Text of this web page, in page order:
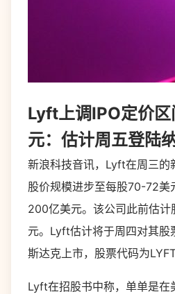
Lyft上调IPO定价
元：估计周五登陆
新浪科技音讯，Lyft在周三的
股价规模进步至每股70-72美
200亿美元。该公司此前估
元。Lyft估计将于周四对其股
斯达克上市，股票代码为LYFT
Lyft在招股书中称，单单是在